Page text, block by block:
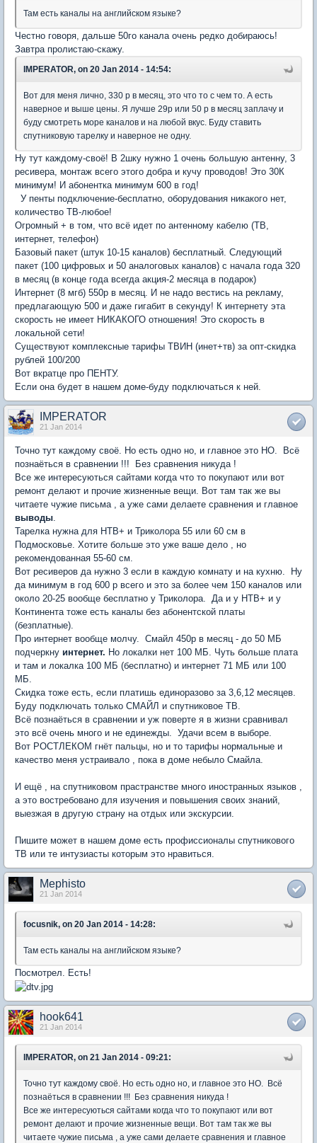
Там есть каналы на английском языке?
Честно говоря, дальше 50го канала очень редко добираюсь!
Завтра пролистаю-скажу.
IMPERATOR, on 20 Jan 2014 - 14:54:
Вот для меня лично, 330 р в месяц, это что то с чем то. А есть
наверное и выше цены. Я лучше 29р или 50 р в месяц заплачу и
буду смотреть море каналов и на любой вкус. Буду ставить
спутниковую тарелку и наверное не одну.
Ну тут каждому-своё! В 2шку нужно 1 очень большую антенну, 3
ресивера, монтаж всего этого добра и кучу проводов! Это 30К
минимум! И абонентка минимум 600 в год!
У пенты подключение-бесплатно, оборудования никакого нет,
количество ТВ-любое!
Огромный + в том, что всё идет по антенному кабелю (ТВ,
интернет, телефон)
Базовый пакет (штук 10-15 каналов) бесплатный. Следующий
пакет (100 цифровых и 50 аналоговых каналов) с начала года 320
в месяц (в конце года всегда акция-2 месяца в подарок)
Интернет (8 мгб) 550р в месяц. И не надо вестись на рекламу,
предлагающую 500 и даже гигабит в секунду! К интернету эта
скорость не имеет НИКАКОГО отношения! Это скорость в
локальной сети!
Существуют комплексные тарифы ТВИН (инет+тв) за опт-скидка
рублей 100/200
Вот вкратце про ПЕНТУ.
Если она будет в нашем доме-буду подключаться к ней.
IMPERATOR
21 Jan 2014
Точно тут каждому своё. Но есть одно но, и главное это НО. Всё
познаёться в сравнении !!! Без сравнения никуда !
Все же интересуються сайтами когда что то покупают или вот
ремонт делают и прочие жизненные вещи. Вот там так же вы
читаете чужие письма , а уже сами делаете сравнения и главное
выводы
Тарелка нужна для НТВ+ и Триколора 55 или 60 см в
Подмосковье. Хотите больше это уже ваше дело , но
рекомендованная 55-60 см.
Вот ресиверов да нужно 3 если в каждую комнату и на кухню. Ну
да минимум в год 600 р всего и это за более чем 150 каналов или
около 20-25 вообще бесплатно у Триколора. Да и у НТВ+ и у
Континента тоже есть каналы без абонентской платы
(безплатные).
Про интернет вообще молчу. Смайл 450р в месяц - до 50 МБ
подчеркну интернет. Но локалки нет 100 МБ. Чуть больше плата
и там и локалка 100 МБ (бесплатно) и интернет 71 МБ или 100
МБ.
Скидка тоже есть, если платишь единоразово за 3,6,12 месяцев.
Буду подключать только СМАЙЛ и спутниковое ТВ.
Всё познаёться в сравнении и уж поверте я в жизни сравнивал
это всё очень много и не единежды. Удачи всем в выборе.
Вот РОСТЛЕКОМ гнёт пальцы, но и то тарифы нормальные и
качество меня устраивало , пока в доме небыло Смайла.
И ещё , на спутниковом прастранстве много иностранных языков ,
а это востребовано для изучения и повышения своих знаний,
выезжая в другую страну на отдых или экскурсии.
Пишите может в нашем доме есть профиссионалы спутникового
ТВ или те интузиасты которым это нравиться.
Mephisto
21 Jan 2014
focusnik, on 20 Jan 2014 - 14:28:
Там есть каналы на английском языке?
Посмотрел. Есть!
hook641
21 Jan 2014
IMPERATOR, on 21 Jan 2014 - 09:21:
Точно тут каждому своё. Но есть одно но, и главное это НО. Всё
познаёться в сравнении !!! Без сравнения никуда !
Все же интересуються сайтами когда что то покупают или вот
ремонт делают и прочие жизненные вещи. Вот там так же вы
читаете чужие письма , а уже сами делаете сравнения и главное